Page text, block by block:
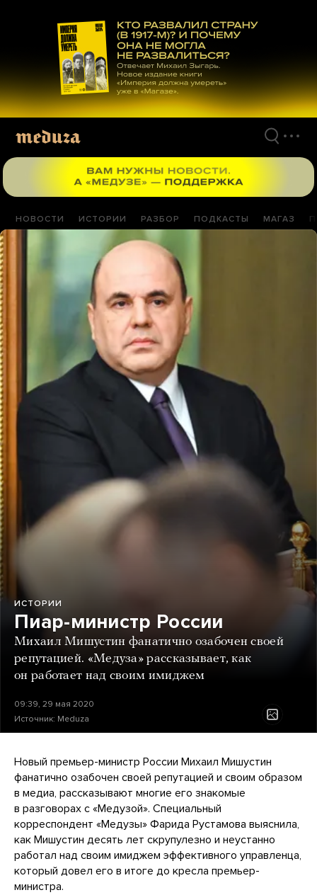
материалам
НОВОСТИ ИСТОРИИ РАЗБОР ПОДКАСТЫ МАГАЗ
ИСТОРИИ
Пиар-министр России
Михаил Мишустин фанатично озабочен своей
репутацией. «Медуза» рассказывает, как
он работает над своим имиджем
09:39, 29 мая 2020
Источник: Meduza
Новый премьер-министр России Михаил Мишустин
фанатично озабочен своей репутацией и своим образом
в медиа, рассказывают многие его знакомые
в разговорах с «Медузой». Специальный
корреспондент «Медузы» Фарида Рустамова выяснила,
как Мишустин десять лет скрупулезно и неустанно
работал над своим имиджем эффективного управленца,
который довел его в итоге до кресла премьер-
министра.